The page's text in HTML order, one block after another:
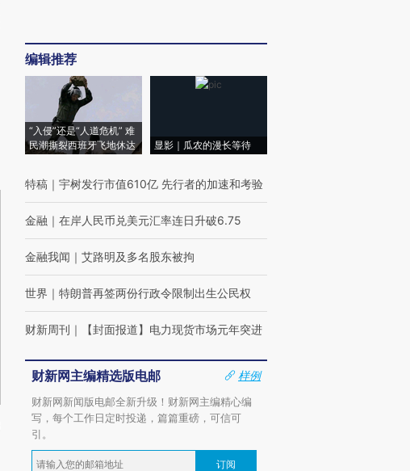
编辑推荐
“入侵”还是“人道危机” 难
民潮撕裂西班牙飞地休达
显影｜瓜农的漫长等待
特稿 ｜ 宇树发行市值610亿 先行者的加速和考验
金融 ｜ 在岸人民币兑美元汇率连日升破6.75
金融我闻 ｜ 艾路明及多名股东被拘
世界 ｜ 特朗普再签两份行政令限制出生公民权
财新周刊 ｜ 【封面报道】电力现货市场元年突进
财新网主编精选版电邮
样例
财新网新闻版电邮全新升级！财新网主编精心编
写，每个工作日定时投递，篇篇重磅，可信可
引。
订阅